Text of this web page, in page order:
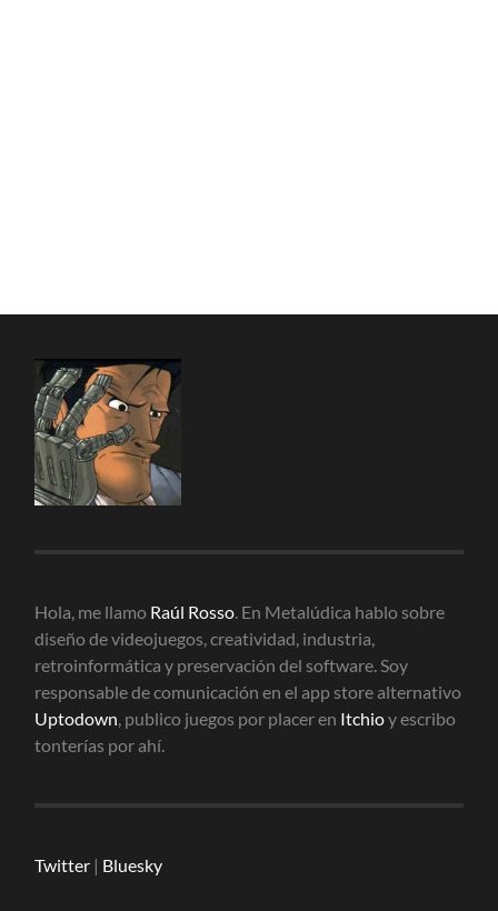
Hola, me llamo Raúl Rosso. En Metalúdica hablo sobre
diseño de videojuegos, creatividad, industria,
retroinformática y preservación del software. Soy
responsable de comunicación en el app store alternativo
Uptodown, publico juegos por placer en Itchioy escribo
tonterías por ahí.
Twitter | Bluesky